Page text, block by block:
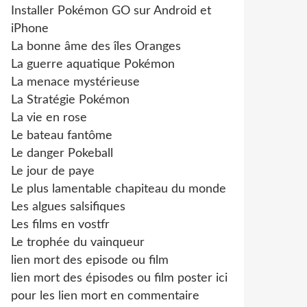
Installer Pokémon GO sur Android et
iPhone
La bonne âme des îles Oranges
La guerre aquatique Pokémon
La menace mystérieuse
La Stratégie Pokémon
La vie en rose
Le bateau fantôme
Le danger Pokeball
Le jour de paye
Le plus lamentable chapiteau du monde
Les algues salsifiques
Les films en vostfr
Le trophée du vainqueur
lien mort des episode ou film
lien mort des épisodes ou film poster ici
pour les lien mort en commentaire